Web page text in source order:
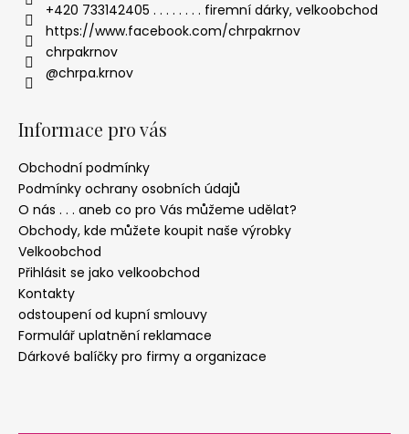
+420 733142405 . . . . . . . . firemní dárky, velkoobchod
https://www.facebook.com/chrpakrnov
chrpakrnov
@chrpa.krnov
Informace pro vás
Obchodní podmínky
Podmínky ochrany osobních údajů
O nás . . . aneb co pro Vás můžeme udělat?
Obchody, kde můžete koupit naše výrobky
Velkoobchod
Přihlásit se jako velkoobchod
Kontakty
odstoupení od kupní smlouvy
Formulář uplatnění reklamace
Dárkové balíčky pro firmy a organizace